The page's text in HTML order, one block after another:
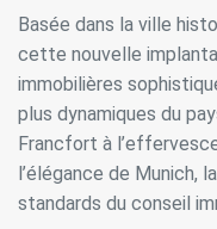
Basée dans la ville
cette nouvelle
immobilières
plus dynamiques du
Francfort à
l’élégance de Munich,
standards du conseil